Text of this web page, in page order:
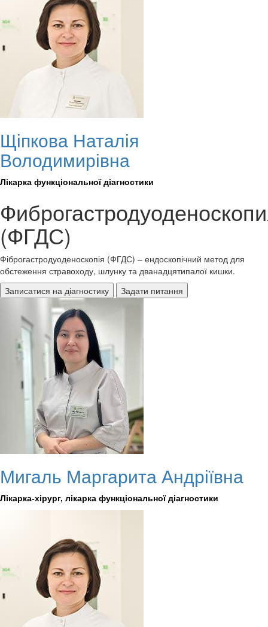
Щіпкова Наталія
Володимирівна
Лікарка функціональної діагностики
(ФГДС)
Фіброгастродуоденоскопія (ФГДС) – ендоскопічний метод для
обстеження стравоходу, шлунку та дванадцятипалої кишки.
Записатися на діагностику
Задати питання
Мигаль Маргарита Андріївна
Лікарка-хірург, лікарка функціональної діагностики